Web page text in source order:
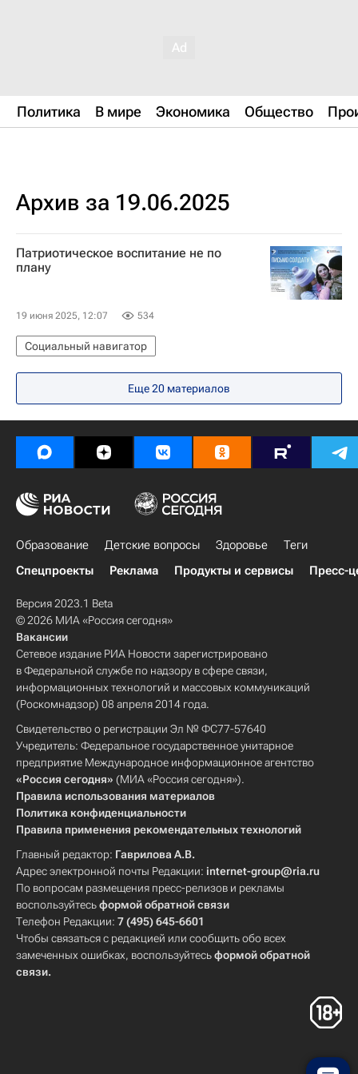
Политика В мире Экономика Общество
Архив за 19.06.2025
Патриотическое воспитание не по
плану
19 июня 2025, 12:07 534
Социальный навигатор
Еще 20 материалов
Образование Детские вопросы Здоровье
Теги
Спецпроекты
Реклама Продукты и сервисы Пресс-
Версия 2023.1 Beta
© 2026 МИА «Россия сегодня»
Вакансии
Сетевое издание РИА Новости зарегистрировано
в Федеральной службе по надзору в сфере связи,
информационных технологий и массовых коммуникаций
(Роскомнадзор) 08 апреля 2014 года.
Свидетельство о регистрации Эл № ФС77-57640
Учредитель: Федеральное государственное унитарное
предприятие Международное информационное агентство
«Россия сегодня» (МИА «Россия сегодня»).
Правила использования материалов
Политика конфиденциальности
Правила применения рекомендательных технологий
Главный редактор: Гаврилова А.В.
Адрес электронной почты Редакции: internet-group@ria.ru
По вопросам размещения пресс-релизов и рекламы
воспользуйтесьформой обратной связи
Телефон Редакции: 7 (495) 645-6601
Чтобы связаться с редакцией или сообщить обо всех
замеченных ошибках, воспользуйтесьформой обратной
связи.